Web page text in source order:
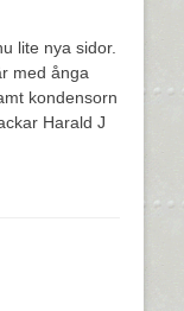
lite nya sidor.
med ånga
kondensorn
Harald J